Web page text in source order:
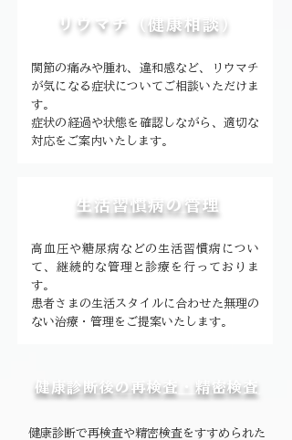
リウマチ（健康相談）
関節の痛みや腫れ、違和感など、リウマチ
が気になる症状についてご相談いただけま
す。
症状の経過や状態を確認しながら、適切な
対応をご案内いたします。
生活習慣病の管理
高血圧や糖尿病などの生活習慣病につい
て、継続的な管理と診療を行っておりま
す。
患者さまの生活スタイルに合わせた無理の
ない治療・管理をご提案いたします。
健康診断後の再検査・精密検査
健康診断で再検査や精密検査をすすめられた